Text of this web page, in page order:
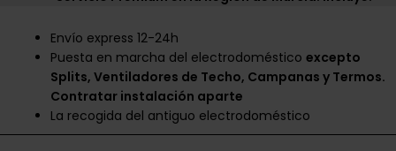
Envío express 12-24h
Puesta en marcha del electrodomésticoexcepto
Splits, Ventiladores de Techo, Campanas y Termos.
Contratar instalación aparte
La recogida del antiguo electrodoméstico